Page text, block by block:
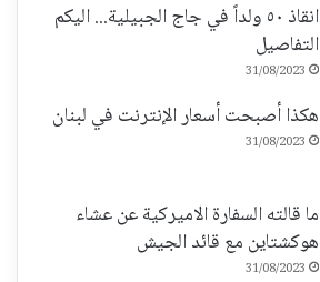
انقاذ ٥٠ ولداً في جاج الجبيلية... اليكم
التفاصيل
31/08/2023
هكذا أصبحت أسعار الإنترنت في لبنان
31/08/2023
ما قالته السفارة الاميركية عن عشاء
هوكشتاين مع قائد الجيش
31/08/2023